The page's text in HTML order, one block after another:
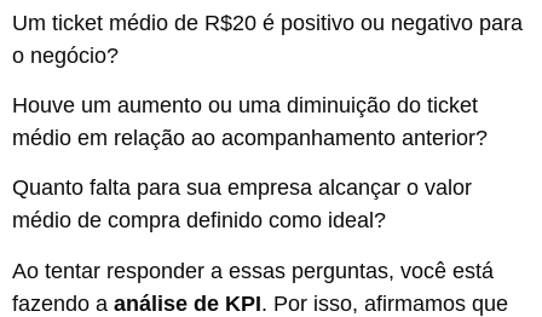
Um ticket médio de R$20 é positivo ou negativo para
o negócio?
Houve um aumento ou uma diminuição do ticket
médio em relação ao acompanhamento anterior?
Quanto falta para sua empresa alcançar o valor
médio de compra definido como ideal?
Ao tentar responder a essas perguntas, você está
fazendo a análise de KPI. Por isso, afirmamos que